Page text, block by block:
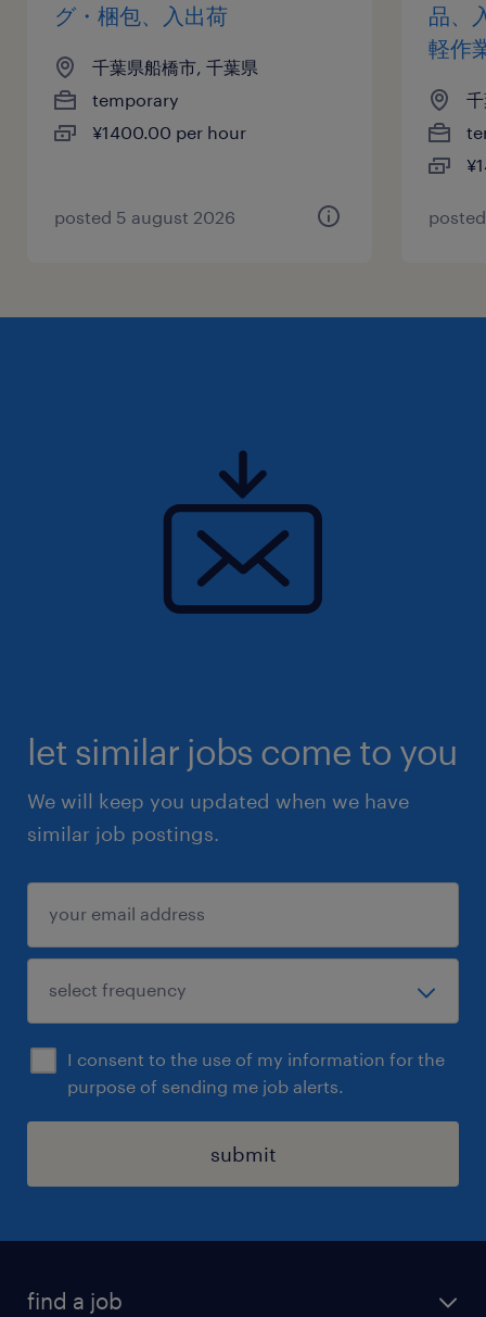
グ・梱包、入出荷
千葉県船橋市, 千葉県
temporary
¥1400.00 per hour
posted 5 august 2026
品、
軽作
let similar jobs come to you
We will keep you updated when we have
similar job postings.
I consent to the use of my information for the
purpose of sending me job alerts.
submit
find a job